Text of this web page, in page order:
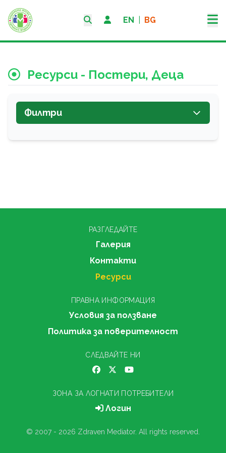
EN BG
Ресурси - Постери, Деца
Филтри
РАЗГЛЕДАЙТЕ
Галерия
Контакти
Ресурси
ПРАВНА ИНФОРМАЦИЯ
Условия за ползване
Политика за поверителност
СЛЕДВАЙТЕ НИ
ЗОНА ЗА ЛОГНАТИ ПОТРЕБИТЕЛИ
Логин
© 2007 - 2026 Zdraven Mediator. All rights reserved.